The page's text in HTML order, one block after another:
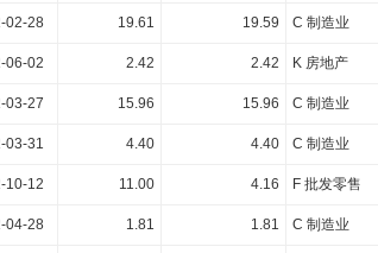
02-28 19.61 19.59 C 制造业
06-02 2.42 2.42 K 房地产
03-27 15.96 15.96 C 制造业
03-31 4.40 4.40 C 制造业
10-12 11.00 4.16 F 批发零售
04-28 1.81 1.81 C 制造业